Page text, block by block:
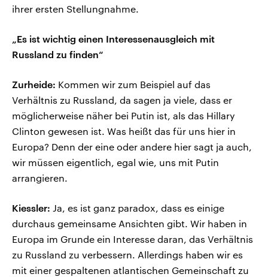
ihrer ersten Stellungnahme.
„Es ist wichtig einen Interessenausgleich mit
Russland zu finden“
Zurheide: Kommen wir zum Beispiel auf das
Verhältnis zu Russland, da sagen ja viele, dass er
möglicherweise näher bei Putin ist, als das Hillary
Clinton gewesen ist. Was heißt das für uns hier in
Europa? Denn der eine oder andere hier sagt ja auch,
wir müssen eigentlich, egal wie, uns mit Putin
arrangieren.
Kiessler: Ja, es ist ganz paradox, dass es einige
durchaus gemeinsame Ansichten gibt. Wir haben in
Europa im Grunde ein Interesse daran, das Verhältnis
zu Russland zu verbessern. Allerdings haben wir es
mit einer gespaltenen atlantischen Gemeinschaft zu